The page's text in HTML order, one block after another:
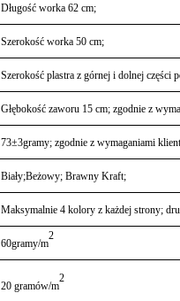
Długość worka 62 cm;
Szerokość worka 50 cm;
Szerokość plastra z górnej i dolnej części
Głębokość zaworu 15 cm; zgodnie z
73±3gramy; zgodnie z wymaganiami
Biały;Beżowy; Brawny Kraft;
Maksymalnie 4 kolory z każdej strony;
60gramy/m
2
20 gramów/m
2